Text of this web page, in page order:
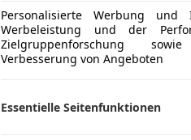
€ 9
Personalisierte Werbung und
Werbeleistung und der
Zielgruppenforschung
Verbesserung von Angeboten
Essentielle Seitenfunktionen